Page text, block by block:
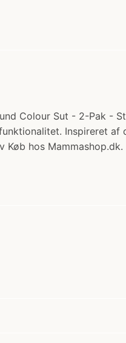
Colour Sut - 2-Pak -
Inspireret af
hos Mammashop.dk.